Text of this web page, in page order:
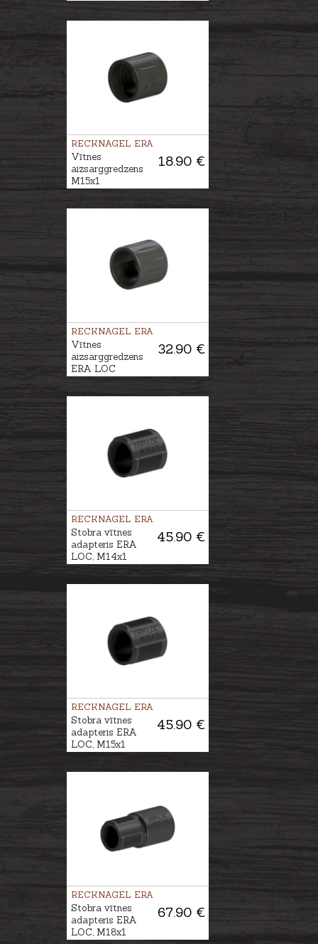
RECKNAGEL ERA
18.90 €
Vītnes
aizsarggredzens
M15x1
RECKNAGEL ERA
32.90 €
Vītnes
aizsarggredzens
ERA LOC
RECKNAGEL ERA
45.90 €
Stobra vītnes
adapteris ERA
LOC, M14x1
RECKNAGEL ERA
45.90 €
Stobra vītnes
adapteris ERA
LOC, M15x1
RECKNAGEL ERA
67.90 €
Stobra vītnes
adapteris ERA
LOC, M18x1